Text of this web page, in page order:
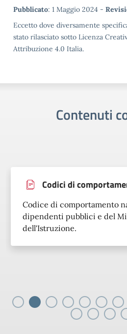
Metadata
Pubblicato: 1 Maggio 2024 -
Eccetto dove diversamente
stato rilasciato sotto Licenza
Attribuzione 4.0 Italia.
Contenuti
Assemblea sindacale
Assemblea sindacale in
orario di servizio per il